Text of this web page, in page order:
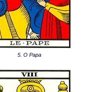
5. O Papa